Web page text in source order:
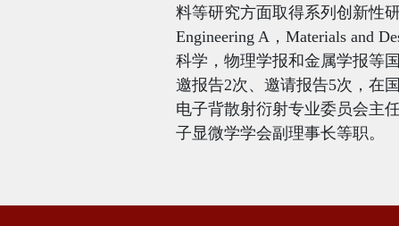
料等研究方面取得系列创新性
Engineering A， Materials and
科学，物理学报和金属学报等
邀报告2次、邀请报告5次，在
电子背散射衍射专业委员会主
子显微学学会副理事长等职。